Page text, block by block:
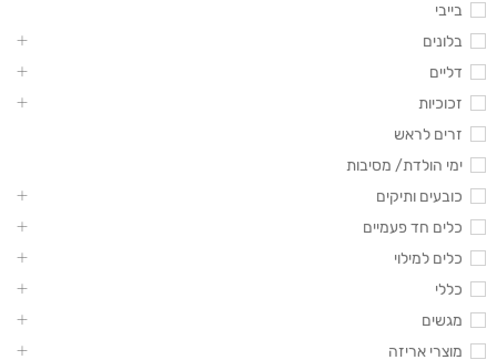
בייבי
בלונים
דליים
זכוכיות
זרים לראש
ימי הולדת/ מסיבות
כובעים ותיקים
כלים חד פעמיים
כלים למילוי
כללי
מגשים
מוצרי אריזה